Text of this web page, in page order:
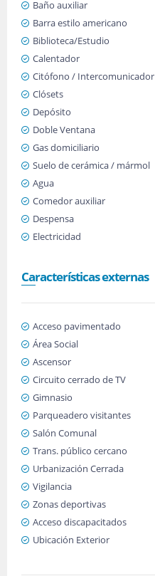
Baño auxiliar
Barra estilo americano
Biblioteca/Estudio
Calentador
Citófono / Intercomunicador
Clósets
Depósito
Doble Ventana
Gas domiciliario
Suelo de cerámica / mármol
Agua
Comedor auxiliar
Despensa
Electricidad
Características externas
Acceso pavimentado
Área Social
Ascensor
Circuito cerrado de TV
Gimnasio
Parqueadero visitantes
Salón Comunal
Trans. público cercano
Urbanización Cerrada
Vigilancia
Zonas deportivas
Acceso discapacitados
Ubicación Exterior